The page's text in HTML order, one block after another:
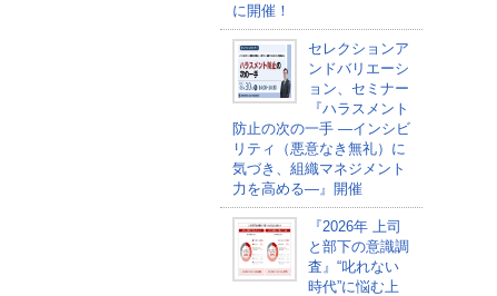
に開催！
セレクションア
ンドバリエーシ
ョン、セミナー
『ハラスメント
防止の次の一手 ―インシビ
リティ（悪意なき無礼）に
気づき、組織マネジメント
力を高める―』開催
『2026年 上司
と部下の意識調
査』“叱れない
時代”に悩む上